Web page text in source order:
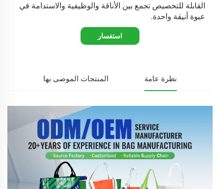
القابلة للتخصيص تجمع بين الأناقة والوظيفية والاستدامة في
عبوة أنيقة واحدة.
استفسار
نظرة عامة المنتجات الموصى بها